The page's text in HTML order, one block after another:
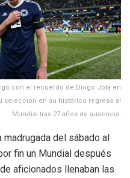
con el recuerdo de Diogo Jota en
selección en su histórico regreso al
Mundial tras 27 años de ausencia.
madrugada del sábado al
fin un Mundial después
aficionados llenaban las